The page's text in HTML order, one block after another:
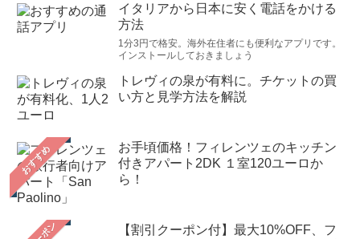
イタリアから日本に安く電話をかける
方法
1分3円で格安。海外在住者にも便利なアプリです。
インストールしておきましょう
トレヴィの泉が有料に。チケットの買
い方と見学方法を解説
おすすめ
お手頃価格！フィレンツェのキッチン
付きアパート2DK １室120ユーロか
ら！
【割引クーポン付】最大10%OFF、フ